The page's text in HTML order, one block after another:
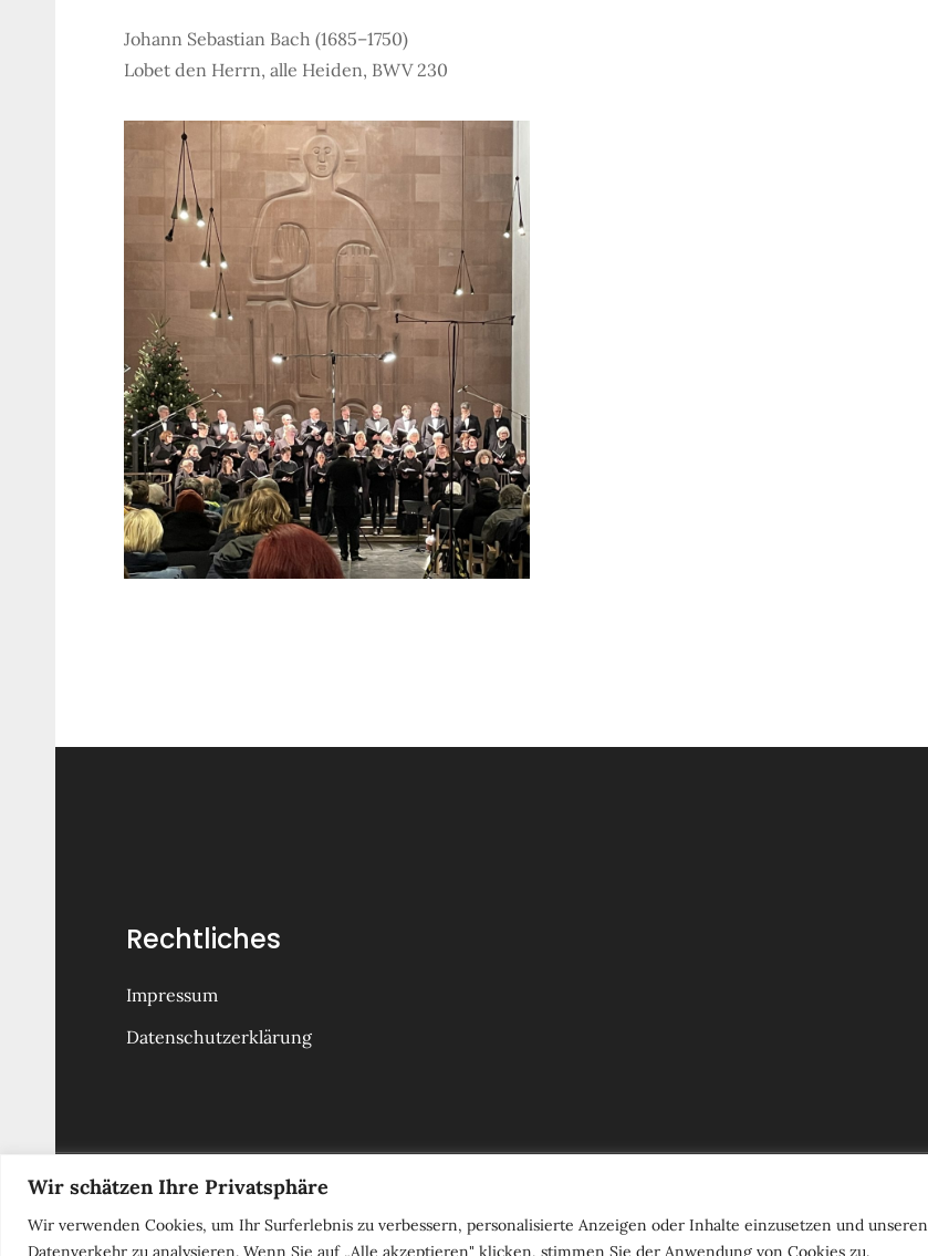
Wir schätzen Ihre Privatsphäre
Wir verwenden Cookies, um Ihr Surferlebnis zu verbessern, personalisierte Anzeigen oder Inhalte einzusetzen und unseren
Datenverkehr zu analysieren. Wenn Sie auf „Alle akzeptieren" klicken, stimmen Sie der Anwendung von Cookies zu.
Johann Sebastian Bach (1685–1750)
Lobet den Herrn, alle Heiden, BWV 230
Rechtliches
Impressum
Datenschutzerklärung
Copyright © 2026